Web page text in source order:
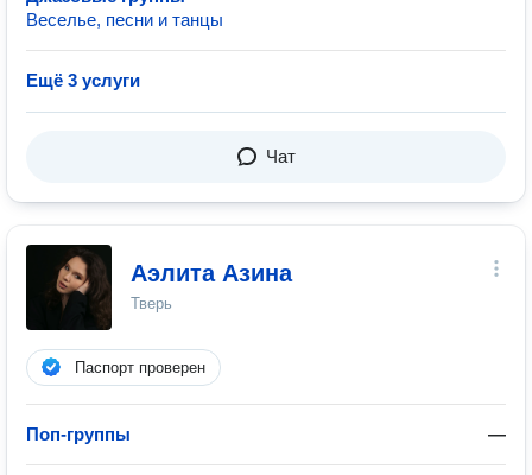
Веселье, песни и танцы
Ещё 3 услуги
Чат
Аэлита Азина
Тверь
Паспорт проверен
Поп-группы —